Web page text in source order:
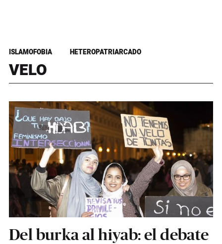
ISLAMOFOBIA HETEROPATRIARCADO
VELO
Del burka al hiyab: el debate